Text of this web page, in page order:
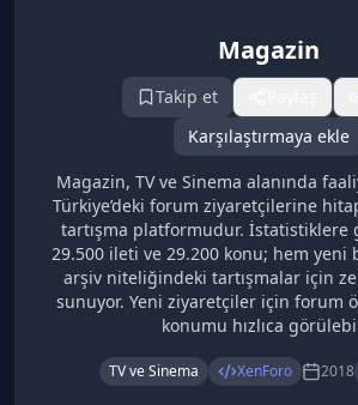
Magazin
Takip et
Karşılaştırmaya ekle
Magazin, TV ve Sinema alanında
Türkiye’deki forum ziyaretçilerine
tartışma platformudur. İstatistiklere
29.500 ileti ve 29.200 konu; hem yeni
arşiv niteliğindeki tartışmalar için
sunuyor. Yeni ziyaretçiler için forum
konumu hızlıca
TV ve Sinema XenForo 2018